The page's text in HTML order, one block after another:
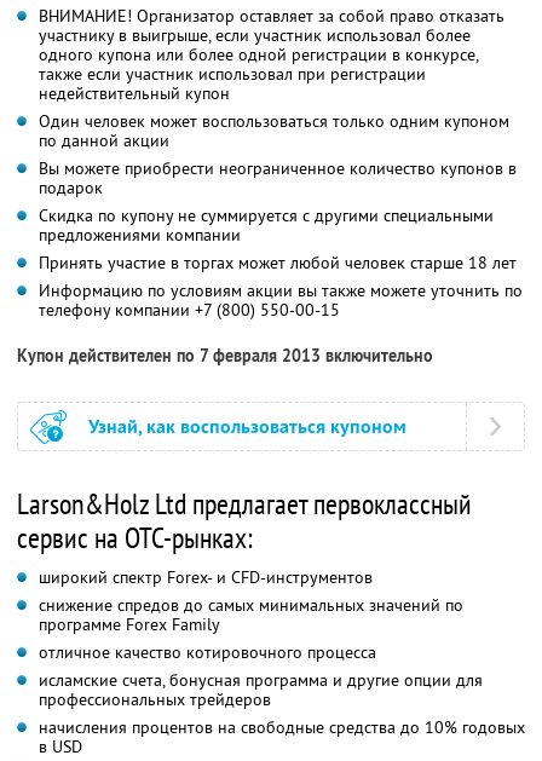
ВНИМАНИЕ! Организатор оставляет за собой право отказать
участнику в выигрыше, если участник использовал более
одного купона или более одной регистрации в конкурсе,
также если участник использовал при регистрации
недействительный купон
Один человек может воспользоваться только одним купоном
по данной акции
Вы можете приобрести неограниченное количество купонов в
подарок
Скидка по купону не суммируется с другими специальными
предложениями компании
Принять участие в торгах может любой человек старше 18 лет
Информацию по условиям акции вы также можете уточнить по
телефону компании +7 (800) 550-00-15
Купон действителен по 7 февраля 2013 включительно
Узнай, как воспользоваться купоном
Larson&Holz Ltd предлагает первоклассный
сервис на OTC-рынках:
широкий спектр Forex- и CFD-инструментов
снижение спредов до самых минимальных значений по
программе Forex Family
отличное качество котировочного процесса
исламские счета, бонусная программа и другие опции для
профессиональных трейдеров
начисления процентов на свободные средства до 10% годовых
в USD